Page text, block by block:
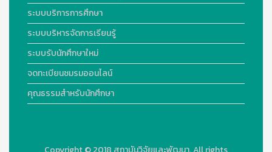
ระบบบริการการศึกษา
ระบบบริหารจัดการเรียนรู้
ระบบรับนักศึกษาใหม่
จดทะเบียนชมรมออนไลน์
คุณธรรมสำหรับนักศึกษา